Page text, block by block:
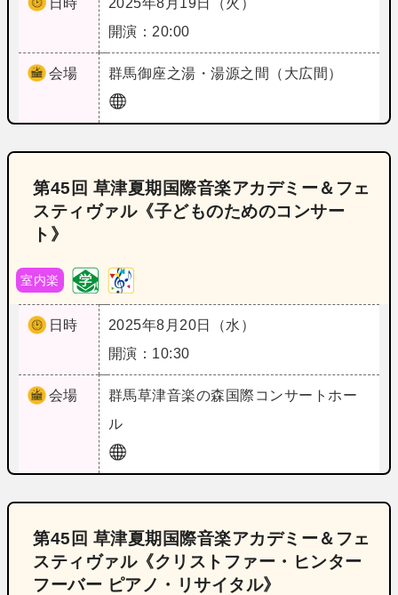
開演：20:00
会場 群馬御座之湯・湯源之間（大広間）
第45回 草津夏期国際音楽アカデミー＆フェ
スティヴァル《子どものためのコンサー
ト》
室内楽
日時
2025年8月20日（水）
開演：10:30
会場 群馬草津音楽の森国際コンサートホー
ル
第45回 草津夏期国際音楽アカデミー＆フェ
スティヴァル《クリストファー・ヒンター
フーバー ピアノ・リサイタル》